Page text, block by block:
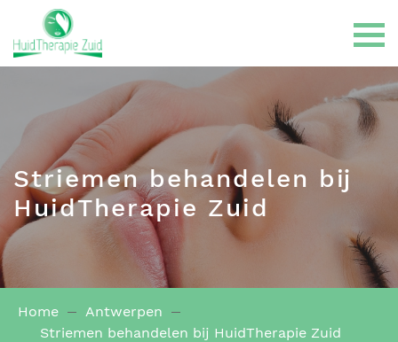
Gelaatsbehandelingen
LPG Endermologie
Haarbehandelingen
Striemen behandelen bij
HuidTherapie Zuid
Home
Antwerpen
Striemen behandelen bij HuidTherapie Zuid